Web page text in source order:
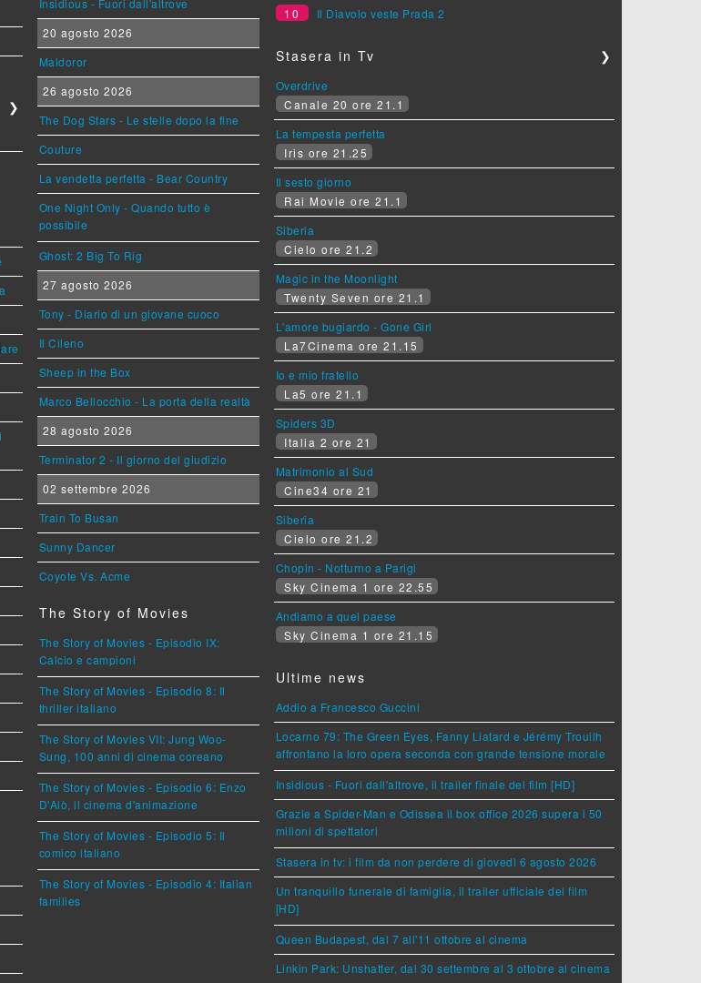
❯
20 agosto 2026
Maldoror
26 agosto 2026
The Dog Stars - Le stelle dopo la fine
Couture
La vendetta perfetta - Bear Country
One Night Only - Quando tutto è
possibile
Ghost: 2 Big To Rig
27 agosto 2026
Tony - Diario di un giovane cuoco
Il Cileno
Sheep in the Box
Marco Bellocchio - La porta della realtà
28 agosto 2026
Terminator 2 - Il giorno del giudizio
02 settembre 2026
Train To Busan
Sunny Dancer
Coyote Vs. Acme
The Story of Movies
The Story of Movies - Episodio IX:
Calcio e campioni
The Story of Movies - Episodio 8: Il
thriller italiano
The Story of Movies VII: Jung Woo-
Sung, 100 anni di cinema coreano
The Story of Movies - Episodio 6: Enzo
D'Alò, il cinema d'animazione
The Story of Movies - Episodio 5: Il
comico italiano
The Story of Movies - Episodio 4: Italian
families
10
Il Diavolo veste Prada 2
Stasera in Tv ❯
Overdrive
Canale 20 ore 21.1
La tempesta perfetta
Iris ore 21.25
Il sesto giorno
Rai Movie ore 21.1
Siberia
Cielo ore 21.2
Magic in the Moonlight
Twenty Seven ore 21.1
L'amore bugiardo - Gone Girl
La7Cinema ore 21.15
Io e mio fratello
La5 ore 21.1
Spiders 3D
Italia 2 ore 21
Matrimonio al Sud
Cine34 ore 21
Siberia
Cielo ore 21.2
Chopin - Notturno a Parigi
Sky Cinema 1 ore 22.55
Andiamo a quel paese
Sky Cinema 1 ore 21.15
Ultime news
Addio a Francesco Guccini
Locarno 79: The Green Eyes, Fanny Liatard e Jérémy Trouilh
affrontano la loro opera seconda con grande tensione morale
Insidious - Fuori dall'altrove, il trailer finale del film [HD]
Grazie a Spider-Man e Odissea il box office 2026 supera i 50
milioni di spettatori
Stasera in tv: i film da non perdere di giovedì 6 agosto 2026
Un tranquillo funerale di famiglia, il trailer ufficiale del film
[HD]
Queen Budapest, dal 7 all'11 ottobre al cinema
Linkin Park: Unshatter, dal 30 settembre al 3 ottobre al cinema